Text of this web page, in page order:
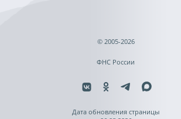
© 2005-2026
ФНС России
Дата обновления страницы